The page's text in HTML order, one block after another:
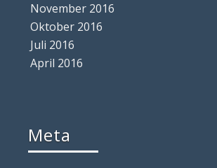
November 2016
Oktober 2016
Juli 2016
April 2016
Meta